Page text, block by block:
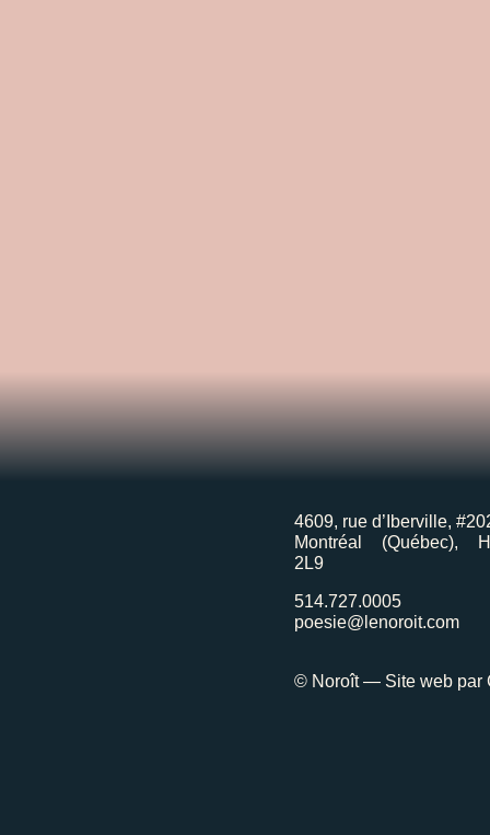
4609, rue d’Iberville,
Montréal (Québec),
2L9
514.727.0005
poesie@lenoroit.com
© Noroît — Site web par